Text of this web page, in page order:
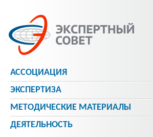
АССОЦИАЦИЯ
ЭКСПЕРТИЗА
МЕТОДИЧЕСКИE МАТЕРИАЛЫ
ДЕЯТЕЛЬНОСТЬ